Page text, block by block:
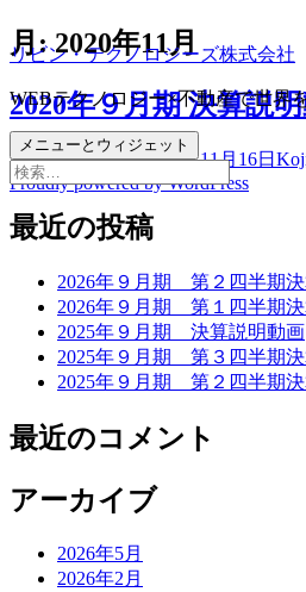
コ
ン
ン
ツ
へ
ス
キ
ッ
リビン・テクノロジーズ株式会社
WEBテクノロジー×不動産で世界
メニューとウィジェット
検
索:
最近の投稿
2026年９月期 第２四半期
2026年９月期 第１四半期
2025年９月期 決算説明動画
2025年９月期 第３四半期
2025年９月期 第２四半期
最近のコメント
アーカイブ
2026年5月
2026年2月
月:2020年11月
2020年９月期 決算説
投
稿
2020年11月16日2020年11月16日 作
Proudly powered by WordPress